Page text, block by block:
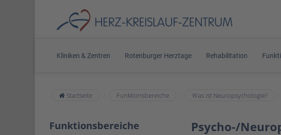
Kliniken & Zentren Rotenburger Herztage Rehabilitation
Startseite Funktionsbereiche Was ist Neuropsychologie?
Funktionsbereiche Psycho-/